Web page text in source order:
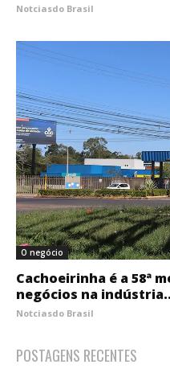
Notciasdo Brasil
O negócio
Cachoeirinha é a 58ª
negócios na
Notciasdo Brasil
POSTAGENS RECENTES